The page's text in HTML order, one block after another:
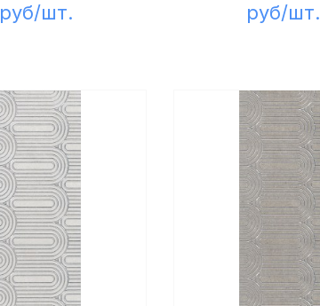
руб/шт. руб/шт.